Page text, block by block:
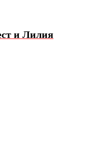
и Лилия